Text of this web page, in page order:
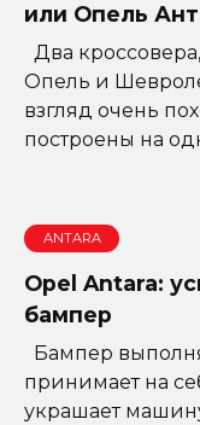
или Опель
Два
Опель и
взгляд очень
построены на
ANTARA
Opel Antara:
бампер
Бампер
принимает на
украшает